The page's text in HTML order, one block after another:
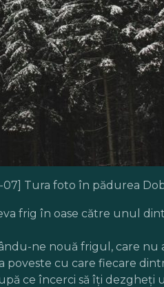
07] Tura foto în pădurea
frig în oase către unul
ne nouă frigul, care
cu care fiecare
ce încerci să îți dezgheți